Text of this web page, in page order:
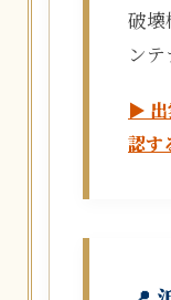
破壊
ンテ
▶ 出
認す